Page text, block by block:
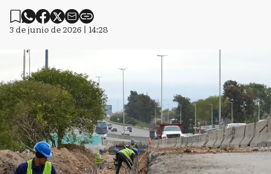
3 de junio de 2026 | 14:28